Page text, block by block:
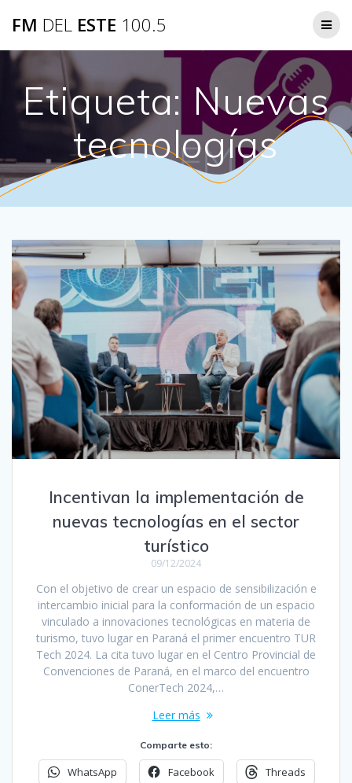
FM DEL ESTE 100.5
Etiqueta: Nuevas
tecnologías
Incentivan la implementación de
nuevas tecnologías en el sector
turístico
09/12/2024
Con el objetivo de crear un espacio de sensibilización e
intercambio inicial para la conformación de un espacio
vinculado a innovaciones tecnológicas en materia de
turismo, tuvo lugar en Paraná el primer encuentro TUR
Tech 2024. La cita tuvo lugar en el Centro Provincial de
Convenciones de Paraná, en el marco del encuentro
ConerTech 2024,…
Leer más
Comparte esto:
WhatsApp Facebook Threads